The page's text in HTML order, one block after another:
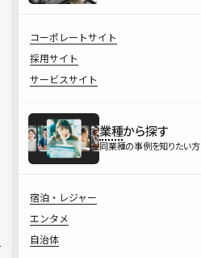
コーポレートサイト
採用サイト
サービスサイト
業種から探す
同業種の事例を知りたい方
宿泊・レジャー
エンタメ
自治体